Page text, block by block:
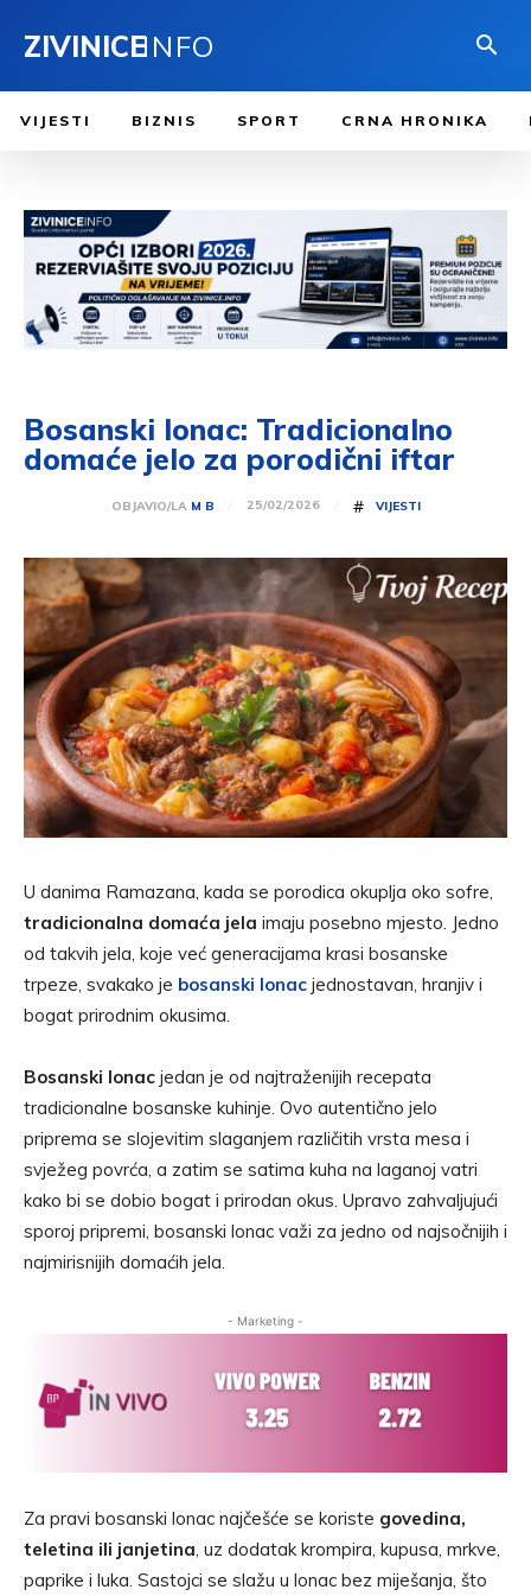
ZIVINICEINFO
VIJESTI BIZNIS SPORT CRNA HRONIKA
Bosanski lonac: Tradicionalno
domaće jelo za porodični iftar
OBJAVIO/LA M B 25/02/2026 # VIJESTI
U danima Ramazana, kada se porodica okuplja oko sofre,
tradicionalna domaća jela imaju posebno mjesto. Jedno
od takvih jela, koje već generacijama krasi bosanske
trpeze, svakako je bosanski lonac jednostavan, hranjiv i
bogat prirodnim okusima.
Bosanski lonac jedan je od najtraženijih recepata
tradicionalne bosanske kuhinje. Ovo autentično jelo
priprema se slojevitim slaganjem različitih vrsta mesa i
svježeg povrća, a zatim se satima kuha na laganoj vatri
kako bi se dobio bogat i prirodan okus. Upravo zahvaljujući
sporoj pripremi, bosanski lonac važi za jedno od najsočnijih i
najmirisnijih domaćih jela.
- Marketing -
Za pravi bosanski lonac najčešće se koriste govedina,
teletina ili janjetina, uz dodatak krompira, kupusa, mrkve,
paprike i luka. Sastojci se slažu u lonac bez miješanja, što